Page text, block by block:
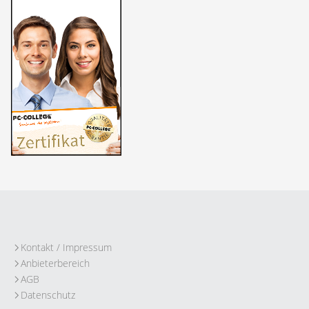
Kontakt / Impressum
Anbieterbereich
AGB
Datenschutz